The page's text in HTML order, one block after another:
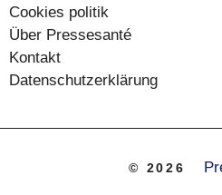
Cookies politik
Über Pressesanté
Kontakt
Datenschutzerklärung
© 2026